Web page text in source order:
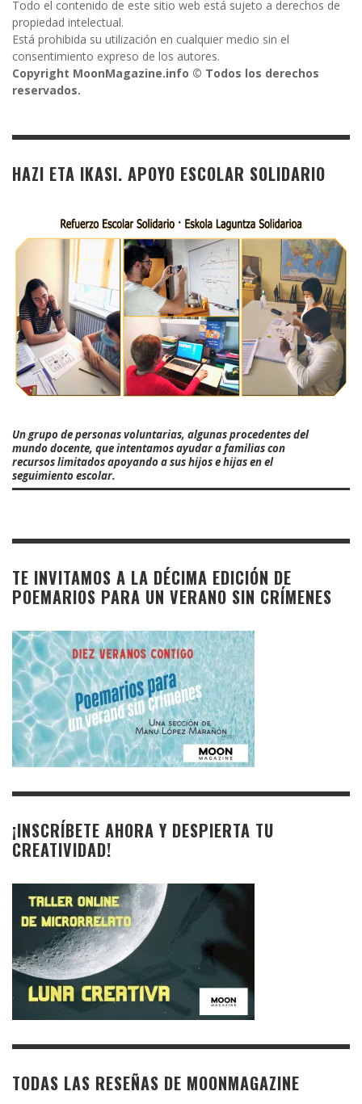
Todo el contenido de este sitio web está sujeto a derechos de
propiedad intelectual.
Está prohibida su utilización en cualquier medio sin el
consentimiento expreso de los autores.
Copyright MoonMagazine.info © Todos los derechos
reservados.
HAZI ETA IKASI. APOYO ESCOLAR SOLIDARIO
Un grupo de personas voluntarias, algunas procedentes del
mundo docente, que intentamos ayudar a familias con
recursos limitados apoyando a sus hijos e hijas en el
seguimiento escolar.
TE INVITAMOS A LA DÉCIMA EDICIÓN DE
POEMARIOS PARA UN VERANO SIN CRÍMENES
¡INSCRÍBETE AHORA Y DESPIERTA TU
CREATIVIDAD!
TODAS LAS RESEÑAS DE MOONMAGAZINE